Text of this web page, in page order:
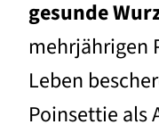
gesunde
mehrjährigen
Leben
Poinsettie als